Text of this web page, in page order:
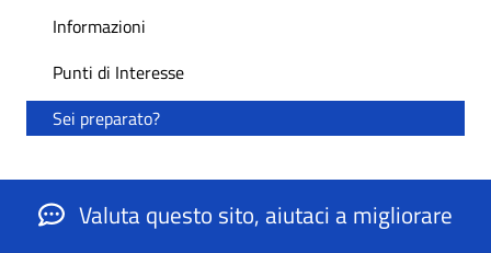
Informazioni
Punti di Interesse
Sei preparato?
Valuta questo sito, aiutaci a migliorare